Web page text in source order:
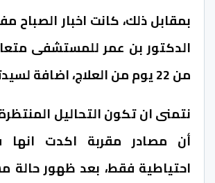
بمقابل ذلك، كانت اخبار الصباح
الدكتور بن عمر للمستشفى
من 22 يوم من العلاج، اضافة لسيدتين أخرتين..
نتمنى ان تكون التحاليل
أن مصادر مقربة اكدت انها
احتياطية فقط، بعد ظهور حالة